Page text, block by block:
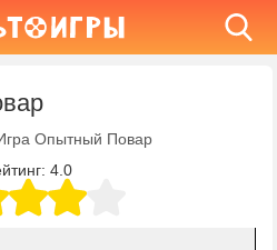
Опытный Повар
4.0